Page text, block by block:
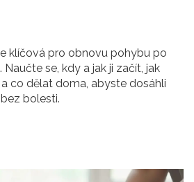
klíčová pro obnovu pohybu po
se, kdy a jak ji začít, jak
co dělat doma, abyste dosáhli
bolesti.